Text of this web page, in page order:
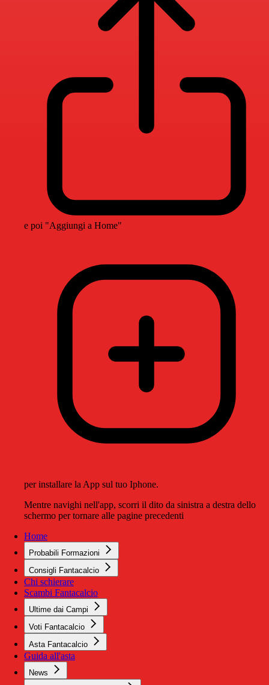
e poi "Aggiungi a Home"
per installare la App sul tuo Iphone.
Mentre navighi nell'app, scorri il dito da sinistra a destra dello
schermo per tornare alle pagine precedenti
Home
Probabili Formazioni
Consigli Fantacalcio
Chi schierare
Scambi Fantacalcio
Ultime dai Campi
Voti Fantacalcio
Asta Fantacalcio
Guida all'asta
News